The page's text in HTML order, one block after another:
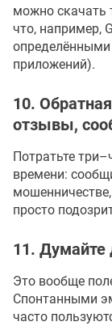
можно скачать
что, например,
приложений).
10.
отзывы,
Потратьте
времени:
просто
11.
Это вообще
Спонтанными
часто